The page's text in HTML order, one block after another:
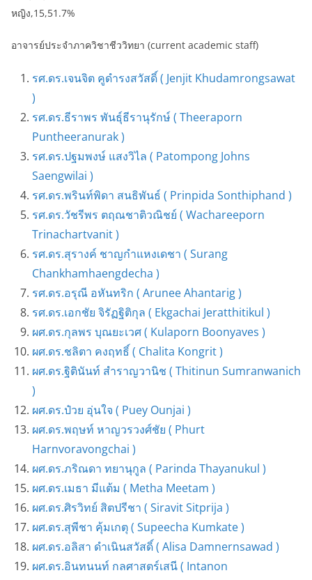
หญิง,15,51.7%
อาจารย์ประจำภาควิชาชีววิทยา (current academic staff)
รศ.ดร.เจนจิต คูดำรงสวัสดิ์ ( Jenjit Khudamrongsawat
)
รศ.ดร.ธีราพร พันธุ์ธีรานุรักษ์ ( Theeraporn
Puntheeranurak )
รศ.ดร.ปฐมพงษ์ แสงวิไล ( Patompong Johns
Saengwilai )
รศ.ดร.พรินท์พิดา สนธิพันธ์ ( Prinpida Sonthiphand )
รศ.ดร.วัชรีพร ตฤณชาติวณิชย์ ( Wachareeporn
Trinachartvanit )
รศ.ดร.สุรางค์ ชาญกำแหงเดชา ( Surang
Chankhamhaengdecha )
รศ.ดร.อรุณี อหันทริก ( Arunee Ahantarig )
รศ.ดร.เอกชัย จิรัฏฐิติกุล ( Ekgachai Jeratthitikul )
ผศ.ดร.กุลพร บุณยะเวศ ( Kulaporn Boonyaves )
ผศ.ดร.ชลิตา คงฤทธิ์ ( Chalita Kongrit )
ผศ.ดร.ฐิตินันท์ สำราญวานิช ( Thitinun Sumranwanich
)
ผศ.ดร.ป๋วย อุ่นใจ ( Puey Ounjai )
ผศ.ดร.พฤษท์ หาญวรวงศ์ชัย ( Phurt
Harnvoravongchai )
ผศ.ดร.ภริณดา ทยานุกูล ( Parinda Thayanukul )
ผศ.ดร.เมธา มีแต้ม ( Metha Meetam )
ผศ.ดร.ศิรวิทย์ สิตปรีชา ( Siravit Sitprija )
ผศ.ดร.สุพีชา คุ้มเกตุ ( Supeecha Kumkate )
ผศ.ดร.อลิสา ดำเนินสวัสดิ์ ( Alisa Damnernsawad )
ผศ.ดร.อินทนนท์ กลศาสตร์เสนี ( Intanon